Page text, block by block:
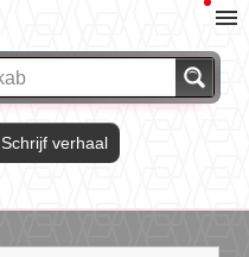
Schrijf verhaal